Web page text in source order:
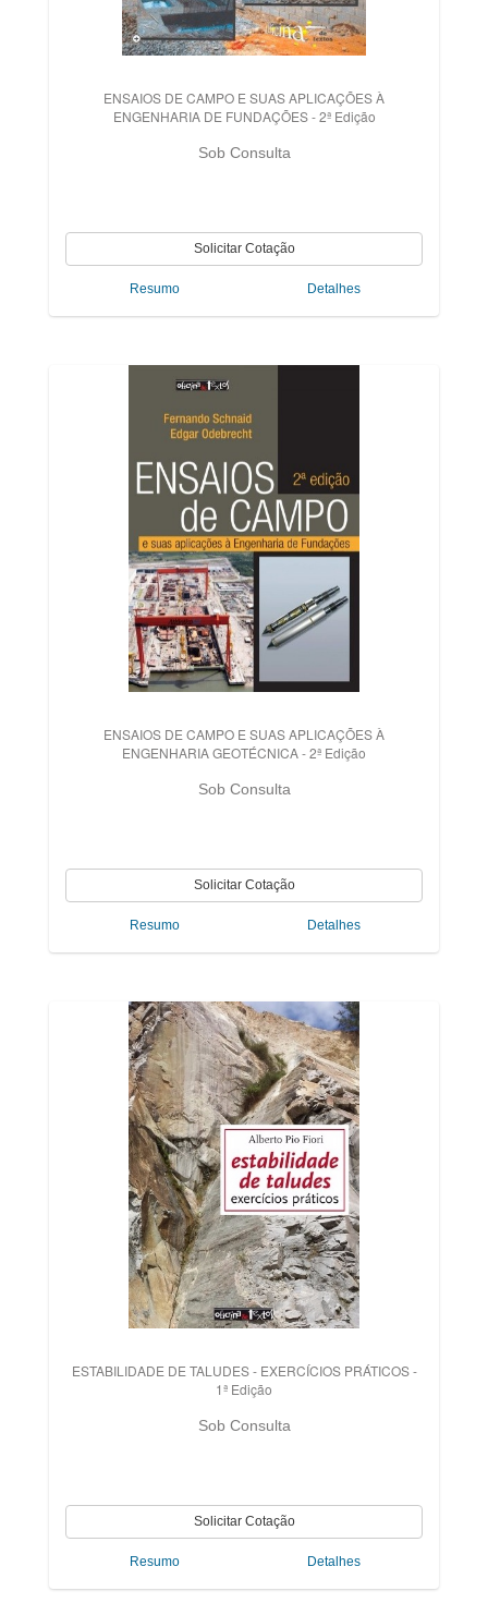
ENSAIOS DE CAMPO E SUAS APLICAÇÕES À
ENGENHARIA DE FUNDAÇÕES - 2ª Edição
Sob Consulta
Resumo Detalhes
ENSAIOS DE CAMPO E SUAS APLICAÇÕES À
ENGENHARIA GEOTÉCNICA - 2ª Edição
Sob Consulta
Resumo Detalhes
ESTABILIDADE DE TALUDES - EXERCÍCIOS PRÁTICOS -
1ª Edição
Sob Consulta
Resumo Detalhes